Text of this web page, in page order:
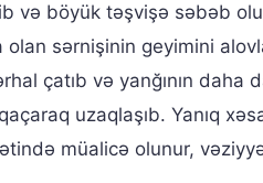
və böyük təşvişə səbəb
sərnişinin geyimini
çatıb və yanğının daha
uzaqlaşıb. Yanıq
müalicə olunur,